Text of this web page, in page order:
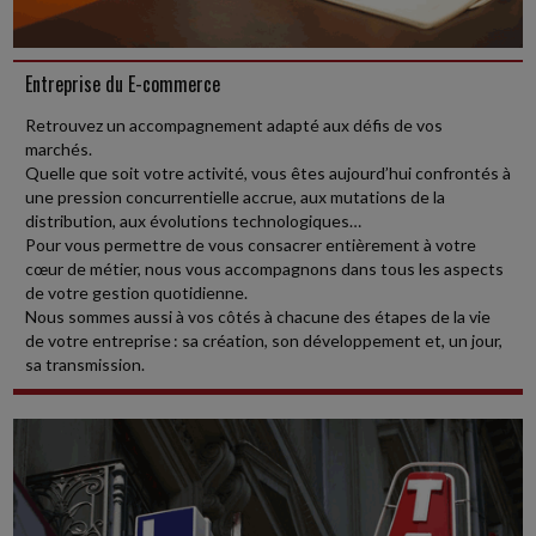
Une SCI exploitant des logements meublés dans une station de ski
accepte de réduire le montant des loyers dus par son locataire au
moyen d'un avenant au...
Social-
CLAUSE DE NON-CONCURRENCE : MÊME PENDANT LA CRISE
SANITAIRE DU COVID-19, L'EMPLOYEUR DEVAIT Y RENONCER
DANS LE DÉLAI PRÉVU
Pour se dispenser de l'obligation de verser une contrepartie
financière au salarié, l'employeur peut renoncer à une clause de non-
concurrence prévue au...
Vie des affaires
PROCÉDURES DE L'INPI : CE QUI CHANGE DEPUIS LE 2 JUILLET
2026
Un décret du 30 juin 2026 harmonise, simplifie et modernise les
procédures de l'institut national de la propriété industrielle (INPI).
En voici les principales...
Entreprise du E-commerce
Retrouvez un accompagnement adapté aux défis de vos
marchés.
Quelle que soit votre activité, vous êtes aujourd’hui confrontés à
une pression concurrentielle accrue, aux mutations de la
distribution, aux évolutions technologiques…
Pour vous permettre de vous consacrer entièrement à votre
cœur de métier, nous vous accompagnons dans tous les aspects
de votre gestion quotidienne.
Nous sommes aussi à vos côtés à chacune des étapes de la vie
de votre entreprise : sa création, son développement et, un jour,
sa transmission.